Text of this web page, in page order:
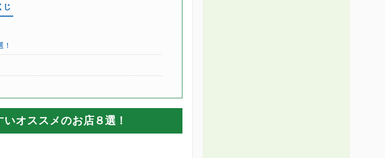
じ
オススメのお店８選！